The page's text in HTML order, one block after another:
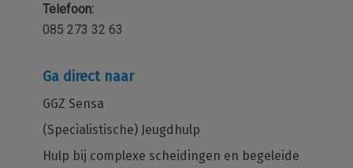
Telefoon:
085 273 32 63
Ga direct naar
GGZ Sensa
(Specialistische) Jeugdhulp
Hulp bij complexe scheidingen en begeleide